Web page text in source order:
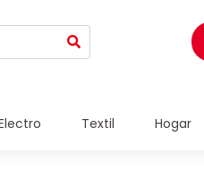
Textil Hogar